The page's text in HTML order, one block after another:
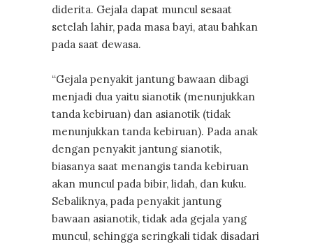
diderita. Gejala dapat muncul sesaat
setelah lahir, pada masa bayi, atau bahkan
pada saat dewasa.
“Gejala penyakit jantung bawaan dibagi
menjadi dua yaitu sianotik (menunjukkan
tanda kebiruan) dan asianotik (tidak
menunjukkan tanda kebiruan). Pada anak
dengan penyakit jantung sianotik,
biasanya saat menangis tanda kebiruan
akan muncul pada bibir, lidah, dan kuku.
Sebaliknya, pada penyakit jantung
bawaan asianotik, tidak ada gejala yang
muncul, sehingga seringkali tidak disadari